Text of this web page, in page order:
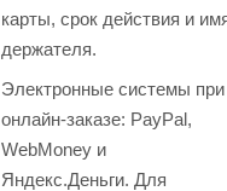
карты, срок действия и
держателя.
Электронные системы при
онлайн-заказе: PayPal,
WebMoney и
Яндекс.Деньги. Для